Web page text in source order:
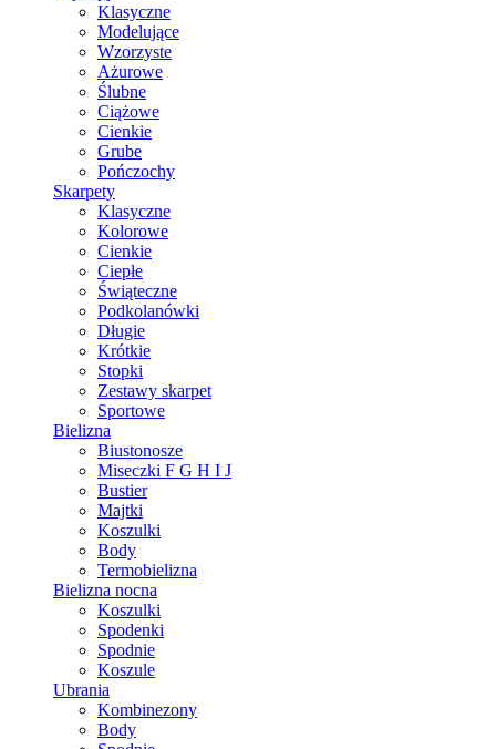
Klasyczne
Modelujące
Wzorzyste
Ażurowe
Ślubne
Ciążowe
Cienkie
Grube
Pończochy
Skarpety
Klasyczne
Kolorowe
Cienkie
Ciepłe
Świąteczne
Podkolanówki
Długie
Krótkie
Stopki
Zestawy skarpet
Sportowe
Bielizna
Biustonosze
Miseczki F G H I J
Bustier
Majtki
Koszulki
Body
Termobielizna
Bielizna nocna
Koszulki
Spodenki
Spodnie
Koszule
Ubrania
Kombinezony
Body